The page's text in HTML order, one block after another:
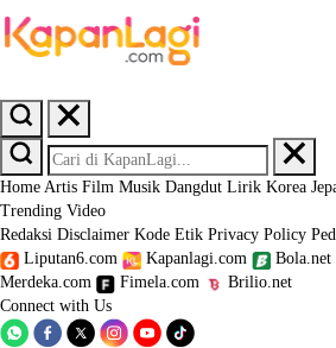
Home Artis Film Musik Dangdut Lirik Korea
Trending Video
Redaksi Disclaimer Kode Etik Privacy Policy
Liputan6.com
Kapanlagi.com Bola.net
Merdeka.com
Fimela.com
Brilio.net
Connect with Us